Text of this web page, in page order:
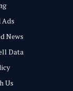
Ads
News
Data
Us